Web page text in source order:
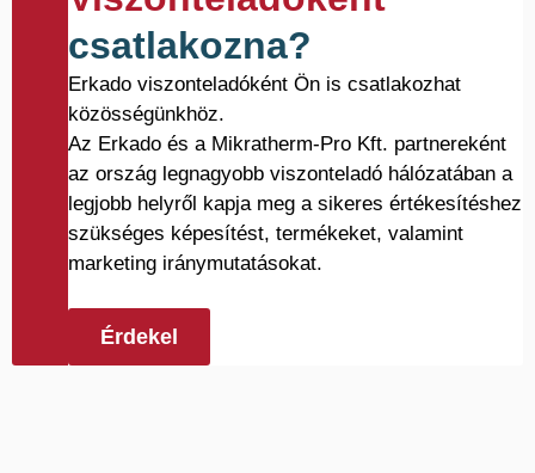
csatlakozna?
Erkado viszonteladóként Ön is csatlakozhat
közösségünkhöz.
Az Erkado és a Mikratherm-Pro Kft. partnereként
az ország legnagyobb viszonteladó hálózatában a
legjobb helyről kapja meg a sikeres értékesítéshez
szükséges képesítést, termékeket, valamint
marketing iránymutatásokat.
Érdekel